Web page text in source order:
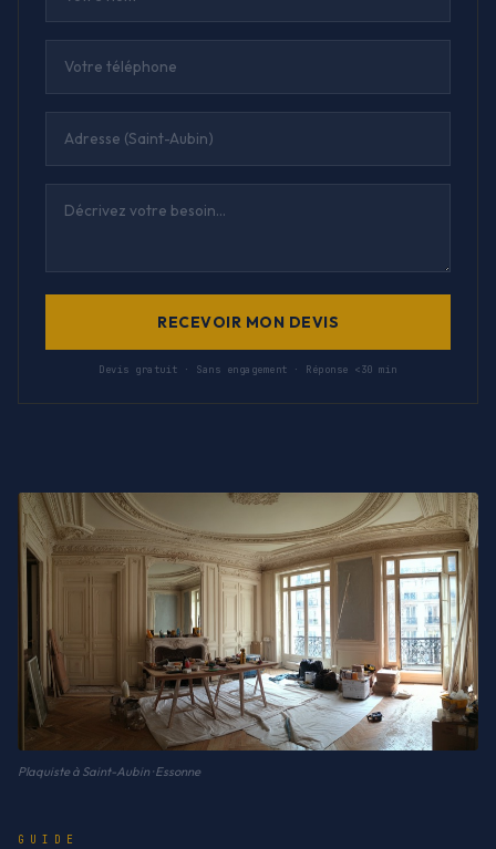
RECEVOIR MON DEVIS
Devis gratuit · Sans engagement · Réponse <30 min
Plaquiste à Saint-Aubin · Essonne
GUIDE